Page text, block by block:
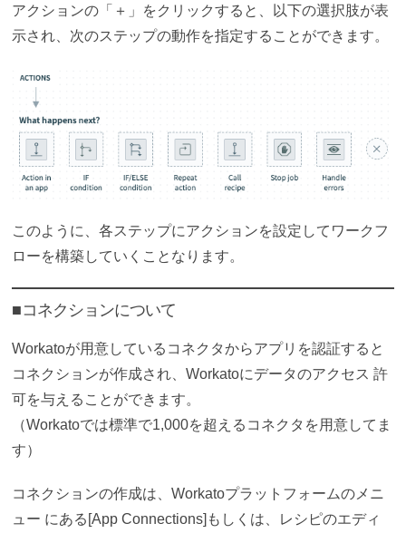
アクションの「＋」をクリックすると、以下の選択肢が表
示され、次のステップの動作を指定することができます。
このように、各ステップにアクションを設定してワークフ
ローを構築していくことなります。
■コネクションについて
Workatoが用意しているコネクタからアプリを認証すると
コネクションが作成され、Workatoにデータのアクセス 許
可を与えることができます。
（Workatoでは標準で1,000を超えるコネクタ を用意してま
す）
コネクションの作成は、Workatoプラットフォームのメニ
ュー にある [App Connections]もしくは、 レシピのエディ